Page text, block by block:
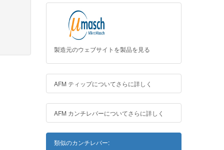
製造元のウェブサイトを製品を見る
AFM ティップについてさらに詳しく
AFM カンチレバーについてさらに詳しく
類似のカンチレバー: